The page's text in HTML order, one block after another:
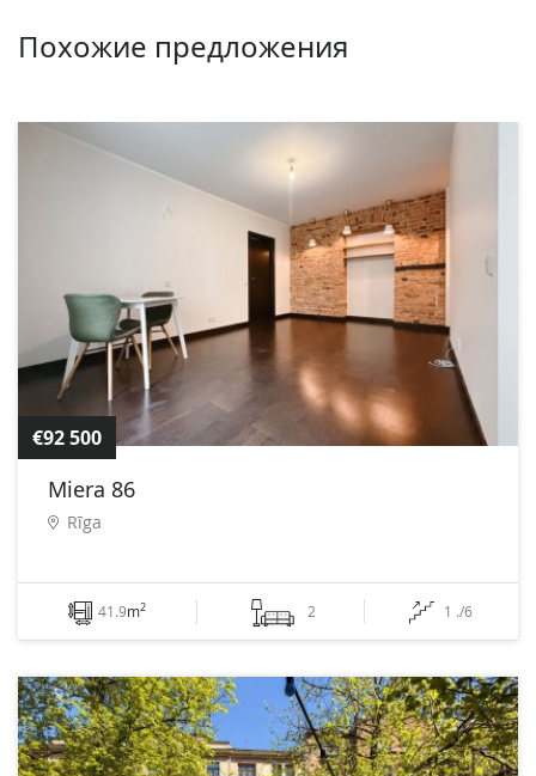
Похожие предложения
€92 500
Miera 86
Rīga
41.9m2 2 1 ./6